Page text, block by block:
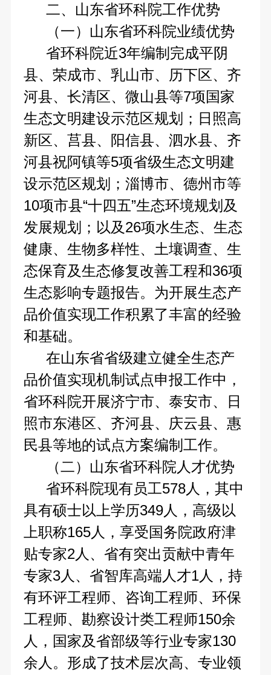
二、山东省环科院工作优势
（一）山东省环科院业绩优势
省环科院近3年编制完成平阴
县、荣成市、乳山市、历下区、齐
河县、长清区、微山县等7项国家
生态文明建设示范区规划；日照高
新区、莒县、阳信县、泗水县、齐
河县祝阿镇等5项省级生态文明建
设示范区规划；淄博市、德州市等
10项市县“十四五”生态环境规划及
发展规划；以及26项水生态、生态
健康、生物多样性、土壤调查、生
态保育及生态修复改善工程和36项
生态影响专题报告。为开展生态产
品价值实现工作积累了丰富的经验
和基础。
在山东省省级建立健全生态产
品价值实现机制试点申报工作中，
省环科院开展济宁市、泰安市、日
照市东港区、齐河县、庆云县、惠
民县等地的试点方案编制工作。
（二）山东省环科院人才优势
省环科院现有员工578人，其中
具有硕士以上学历349人，高级以
上职称165人，享受国务院政府津
贴专家2人、省有突出贡献中青年
专家3人、省智库高端人才1人，持
有环评工程师、咨询工程师、环保
工程师、勘察设计类工程师150余
人，国家及省部级等行业专家130
余人。形成了技术层次高、专业领